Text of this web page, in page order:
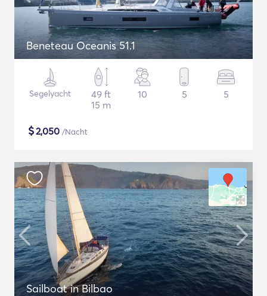
Beneteau Oceanis 51.1
Segelyacht
49 ft
15 m
10 5 5
$2,050 /Nacht
Sailboat in Bilbao